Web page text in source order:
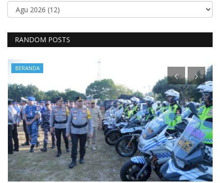
RANDOM POSTS
BERANDA